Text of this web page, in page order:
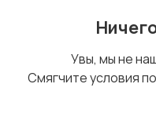
инструменты
Увы, мы не
Смягчите условия